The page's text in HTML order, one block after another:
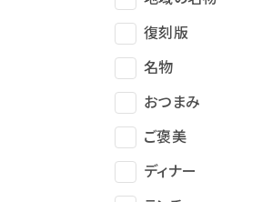
復刻版
名物
おつまみ
ご褒美
ディナー